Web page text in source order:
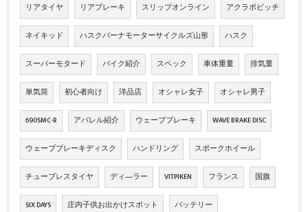
リアタイヤ リアブレーキ スリップオンライン アクラポビッチ
ネイキッド ハスクバーナモーターサイクルズ山形 ハスク
スーパーモタード バイク紹介 スペック 車体重量 排気量
単気筒 初心者向け 洋品店 オシャレ女子 オシャレ男子
690SMC-R アパレル紹介 ウェーブブレーキ WAVE BRAKE DISC
ウェーブブレーキディスク ハンドリング スポークホイール
チューブレスタイヤ ディ―ラー VITPIKEN フランス 国旗
SIX DAYS 庄内子供お出かけスポット バッテリー